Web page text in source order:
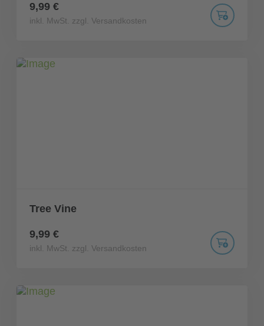
9,99 €
inkl. MwSt. zzgl. Versandkosten
Tree Vine
9,99 €
inkl. MwSt. zzgl. Versandkosten